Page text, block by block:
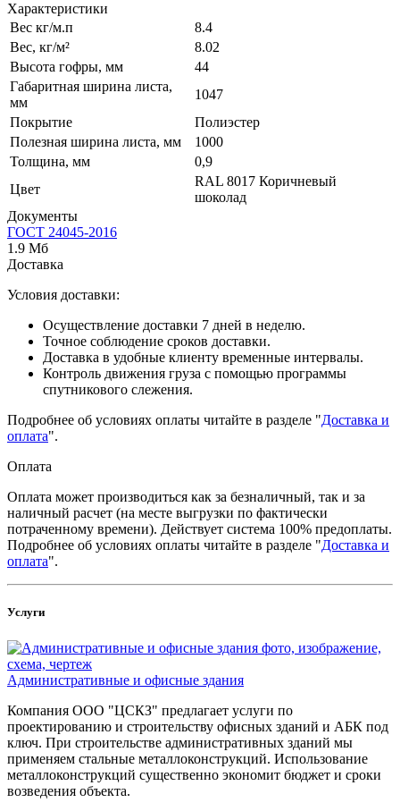
Характеристики
Вес кг/м.п
8.4
Вес, кг/м²
8.02
Высота гофры, мм
44
Габаритная ширина листа,
мм
1047
Покрытие
Полиэстер
Полезная ширина листа, мм
1000
Толщина, мм
0,9
Цвет
RAL 8017 Коричневый
шоколад
Документы
ГОСТ 24045-2016
1.9 Мб
Доставка
Условия доставки:
Осуществление доставки 7 дней в неделю.
Точное соблюдение сроков доставки.
Доставка в удобные клиенту временные интервалы.
Контроль движения груза с помощью программы
спутникового слежения.
Подробнее об условиях оплаты читайте в разделе "Доставка и
оплата".
Оплата
Оплата может производиться как за безналичный, так и за
наличный расчет (на месте выгрузки по фактически
потраченному времени). Действует система 100% предоплаты.
Подробнее об условиях оплаты читайте в разделе "Доставка и
оплата".
Услуги
Административные и офисные здания
Компания ООО "ЦСКЗ" предлагает услуги по
проектированию и строительству офисных зданий и АБК под
ключ. При строительстве административных зданий мы
применяем стальные металлоконструкций. Использование
металлоконструкций существенно экономит бюджет и сроки
возведения объекта.